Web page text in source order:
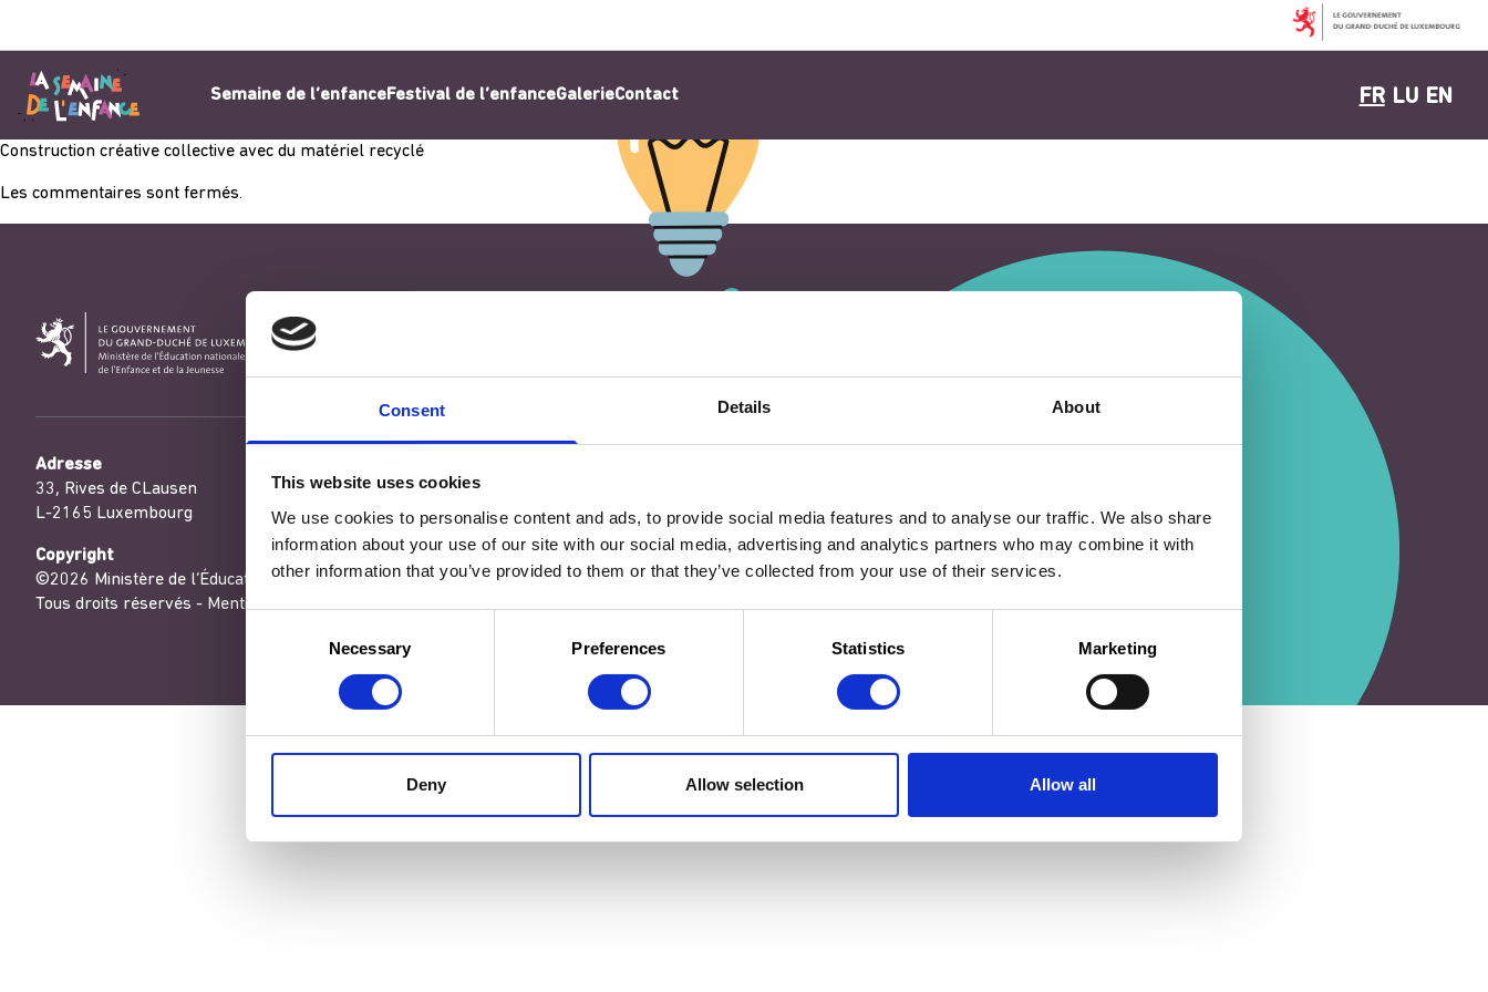
Consent Details About
This website uses cookies
We use cookies to personalise content and ads, to provide social media features and to analyse our traffic. We also share
information about your use of our site with our social media, advertising and analytics partners who may combine it with
other information that you’ve provided to them or that they’ve collected from your use of their services.
Necessary Preferences Statistics Marketing
Deny Allow selection Allow all
Semaine de l’enfanceFestival de l’enfanceGalerieContact FR LU EN
Construction créative collective avec du matériel recyclé
Les commentaires sont fermés.
Adresse
33, Rives de CLausen
L-2165 Luxembourg
Copyright
©2026 Ministère de l’Éducation nationale, de l’Enfance et de la Jeunesse
Tous droits réservés - Mentions légales